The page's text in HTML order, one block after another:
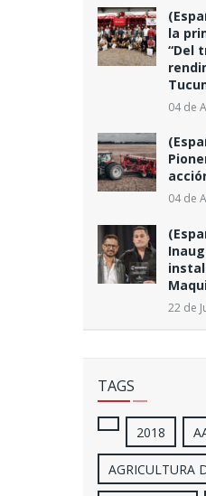
la
“Del
04 de
04 de
22 de
TAGS
2018
AGRICULTURA